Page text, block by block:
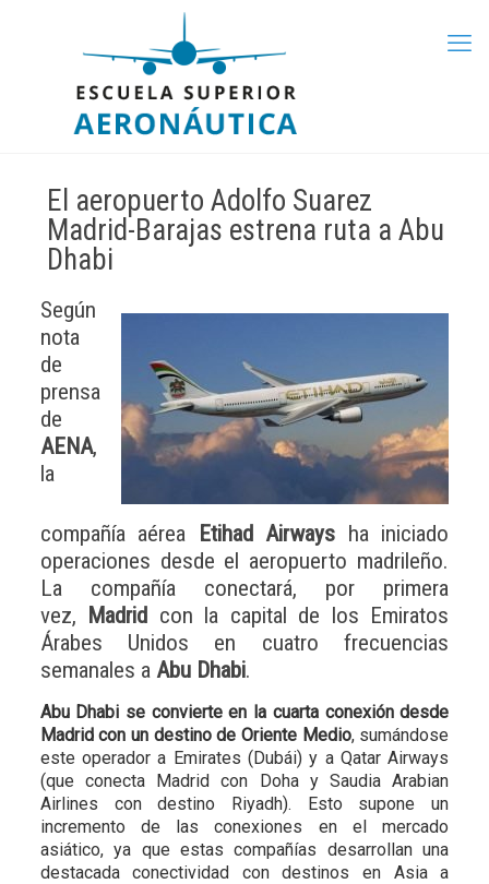
El aeropuerto Adolfo Suarez
Madrid-Barajas estrena ruta a Abu
Dhabi
Según
nota
de
prensa
de
AENA,
la
compañía aérea Etihad Airways ha iniciado
operaciones desde el aeropuerto madrileño.
La compañía conectará, por primera
vez,
Madrid con la capital de los Emiratos
Árabes Unidos en cuatro frecuencias
semanales a Abu Dhabi.
Abu Dhabi se convierte en la cuarta conexión desde
Madrid con un destino de Oriente Medio, sumándose
este operador a Emirates (Dubái) y a Qatar Airways
(que conecta Madrid con Doha y Saudia Arabian
Airlines con destino Riyadh). Esto supone un
incremento de las conexiones en el mercado
asiático, ya que estas compañías desarrollan una
destacada conectividad con destinos en Asia a